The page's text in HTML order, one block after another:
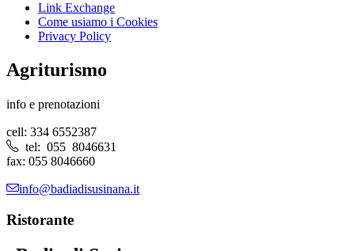
Link Exchange
Come usiamo i Cookies
Privacy Policy
Agriturismo
info e prenotazioni
cell: 334 6552387
tel: 055 8046631
fax: 055 8046660
info@badiadisusinana.it
Ristorante